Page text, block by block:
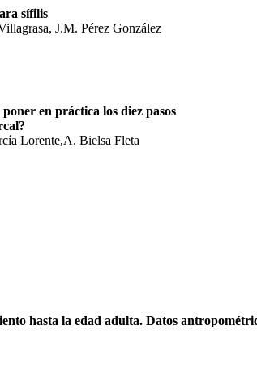
sífilis
J.M. Pérez González
en práctica los diez pasos
Lorente,A. Bielsa Fleta
hasta la edad adulta. Datos